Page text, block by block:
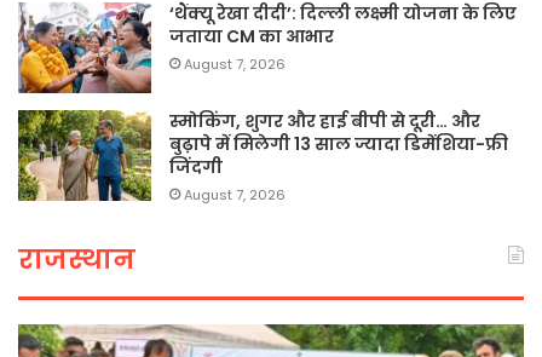
‘थैंक्यू रेखा दीदी’: दिल्ली लक्ष्मी योजना के लिए
जताया CM का आभार
August 7, 2026
स्मोकिंग, शुगर और हाई बीपी से दूरी… और
बुढ़ापे में मिलेगी 13 साल ज्यादा डिमेंशिया-फ्री
जिंदगी
August 7, 2026
राजस्थान